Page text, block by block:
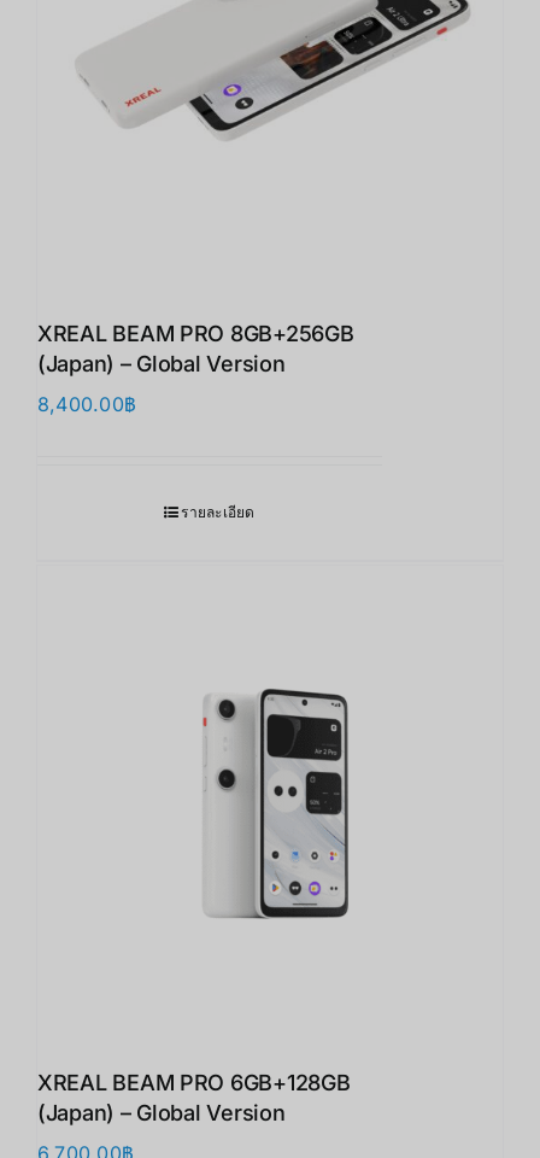
XREAL BEAM PRO 8GB+256GB
(Japan) – Global Version
8,400.00฿
รายละเอียด
XREAL BEAM PRO 6GB+128GB
(Japan) – Global Version
6,700.00฿